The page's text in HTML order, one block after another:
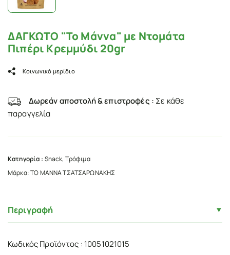
ΔΑΓΚΩΤΟ "Το Μάννα" με Ντομάτα
Πιπέρι Κρεμμύδι 20gr
Κοινωνικό μερίδιο
Δωρεάν αποστολή & επιστροφές : Σε κάθε
παραγγελία
Κατηγορία : Snack, Τρόφιμα
Μάρκα:ΤΟ ΜΑΝΝΑ ΤΣΑΤΣΑΡΩΝΑΚΗΣ
Περιγραφή
Κωδικός Προϊόντος : 10051021015